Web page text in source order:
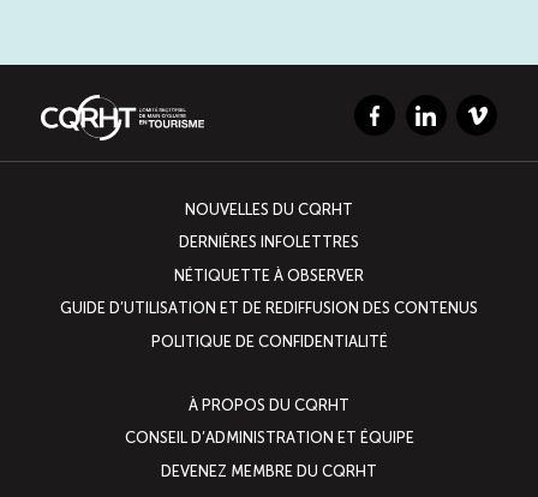
FacebookLinkedInVimeo
NOUVELLES DU CQRHT
DERNIÈRES INFOLETTRES
NÉTIQUETTE À OBSERVER
GUIDE D’UTILISATION ET DE REDIFFUSION DES CONTENUS
POLITIQUE DE CONFIDENTIALITÉ
À PROPOS DU CQRHT
CONSEIL D’ADMINISTRATION ET ÉQUIPE
DEVENEZ MEMBRE DU CQRHT